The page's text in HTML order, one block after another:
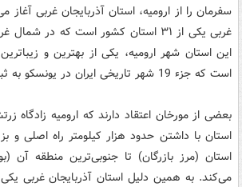
سفرمان را از ارومیه، استان آذربایجان غربی آغاز
غربی یکی از ۳۱ استان کشور است که در
این استان شهر ارومیه، یکی از بهترین و
است که جزء 19 شهر تاریخی ایران در یونسکو به ثبت رسیده است.
بعضی از مورخان اعتقاد دارند که ارومیه زادگاه
استان با داشتن حدود هزار کیلومتر راه اصلی و
استان (مرز بازرگان) تا جنوبی‌ترین منطقه آن
می‌کند. به همین دلیل استان آذربایجان غربی